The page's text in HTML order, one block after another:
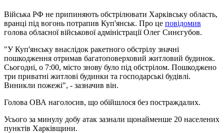
Війська РФ не припиняють обстрілювати Харківську область,
вранці під вогонь потрапив Куп'янськ. Про це повідомив
голова обласної військової адміністрації Олег Синєгубов.
"У Куп'янську внаслідок ракетного обстрілу значні
пошкодження отримав багатоповерховий житловий будинок.
Сьогодні, о 7:00, місто знову було під обстрілом. Пошкоджено
три приватні житлові будинки та господарські будівлі.
Виникли пожежі", - зазначив він.
Голова ОВА наголосив, що обійшлося без постраждалих.
Усього за минулу добу атак зазнали щонайменше 20 населених
пунктів Харківщини.